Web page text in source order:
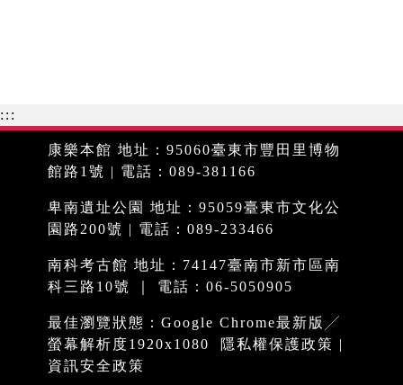
:::
康樂本館 地址：95060臺東市豐田里博物
館路1號 | 電話：089-381166
卑南遺址公園 地址：95059臺東市文化公
園路200號 | 電話：089-233466
南科考古館 地址：74147臺南市新市區南
科三路10號 ｜ 電話：06-5050905
最佳瀏覽狀態：Google Chrome最新版╱
螢幕解析度1920x1080
隱私權保護政策 |
資訊安全政策